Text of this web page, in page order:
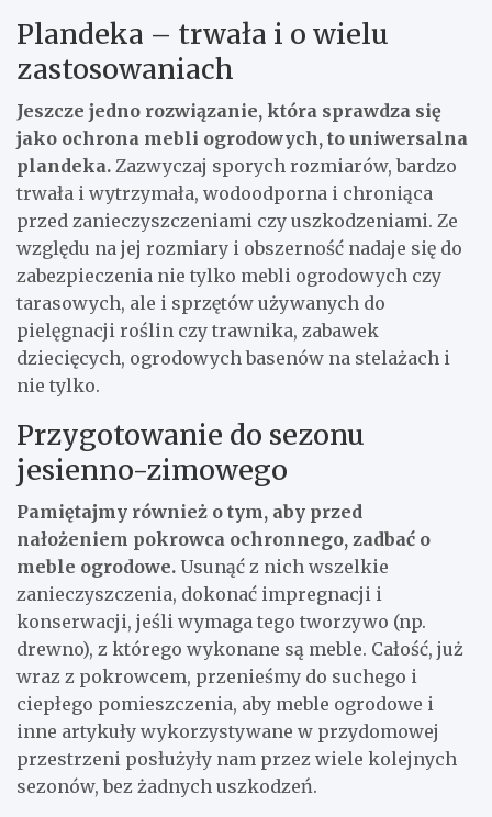
Plandeka – trwała i o wielu
zastosowaniach
Jeszcze jedno rozwiązanie, która sprawdza się
jako ochrona mebli ogrodowych, to uniwersalna
plandeka. Zazwyczaj sporych rozmiarów, bardzo
trwała i wytrzymała, wodoodporna i chroniąca
przed zanieczyszczeniami czy uszkodzeniami. Ze
względu na jej rozmiary i obszerność nadaje się do
zabezpieczenia nie tylko mebli ogrodowych czy
tarasowych, ale i sprzętów używanych do
pielęgnacji roślin czy trawnika, zabawek
dziecięcych, ogrodowych basenów na stelażach i
nie tylko.
Przygotowanie do sezonu
jesienno-zimowego
Pamiętajmy również o tym, aby przed
nałożeniem pokrowca ochronnego, zadbać o
meble ogrodowe. Usunąć z nich wszelkie
zanieczyszczenia, dokonać impregnacji i
konserwacji, jeśli wymaga tego tworzywo (np.
drewno), z którego wykonane są meble. Całość, już
wraz z pokrowcem, przenieśmy do suchego i
ciepłego pomieszczenia, aby meble ogrodowe i
inne artykuły wykorzystywane w przydomowej
przestrzeni posłużyły nam przez wiele kolejnych
sezonów, bez żadnych uszkodzeń.